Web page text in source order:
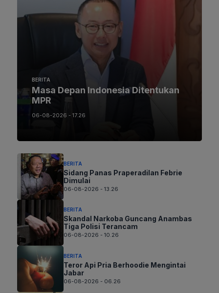
BERITA
Masa Depan Indonesia Ditentukan
MPR
06-08-2026 - 17.26
BERITA
Sidang Panas Praperadilan Febrie
Dimulai
06-08-2026 - 13.26
BERITA
Skandal Narkoba Guncang Anambas
Tiga Polisi Terancam
06-08-2026 - 10.26
BERITA
Teror Api Pria Berhoodie Mengintai
Jabar
06-08-2026 - 06.26